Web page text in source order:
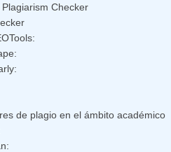
Checker
de plagio en el ámbito académico